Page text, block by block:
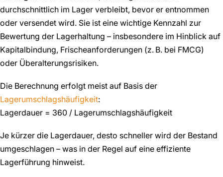
durchschnittlich im Lager verbleibt, bevor er entnommen
oder versendet wird. Sie ist eine wichtige Kennzahl zur
Bewertung der Lagerhaltung – insbesondere im Hinblick auf
Kapitalbindung, Frischeanforderungen (z. B. bei FMCG)
oder Überalterungsrisiken.
Die Berechnung erfolgt meist auf Basis der
Lagerumschlagshäufigkeit:
Lagerdauer = 360 / Lagerumschlagshäufigkeit
Je kürzer die Lagerdauer, desto schneller wird der Bestand
umgeschlagen – was in der Regel auf eine effiziente
Lagerführung hinweist.